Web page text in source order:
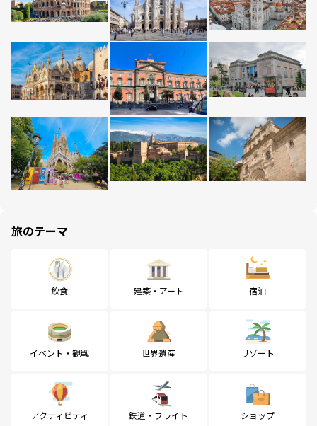
旅のテーマ
飲食 建築・アート 宿泊
イベント・観戦 世界遺産 リゾート
アクティビティ 鉄道・フライト ショップ